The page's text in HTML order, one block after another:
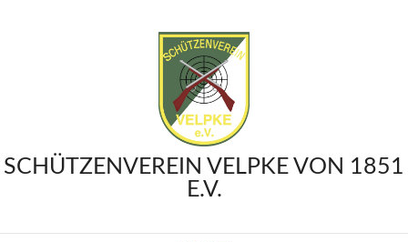
SCHÜTZENVEREIN VELPKE VON 1851
E.V.